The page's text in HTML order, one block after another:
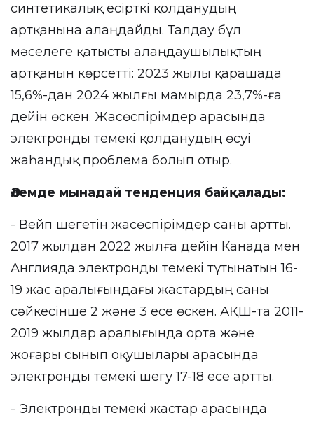
синтетикалық есірткі қолданудың
артқанына алаңдайды. Талдау бұл
мәселеге қатысты алаңдаушылықтың
артқанын көрсетті: 2023 жылы қарашада
15,6%-дан 2024 жылғы мамырда 23,7%-ға
дейін өскен. Жасөспірімдер арасында
электронды темекі қолданудың өсуі
жаһандық проблема болып отыр.
Әлемде мынадай тенденция байқалады:
- Вейп шегетін жасөспірімдер саны артты.
2017 жылдан 2022 жылға дейін Канада мен
Англияда электронды темекі тұтынатын 16-
19 жас аралығындағы жастардың саны
сәйкесінше 2 және 3 есе өскен. АҚШ-та 2011-
2019 жылдар аралығында орта және
жоғары сынып оқушылары арасында
электронды темекі шегу 17-18 есе артты.
- Электронды темекі жастар арасында